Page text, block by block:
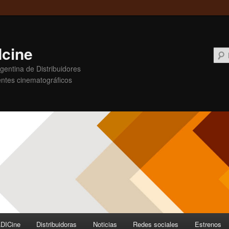
de Distribuidores
cinematográficos
Distribuidoras Noticias Redes sociales Estrenos